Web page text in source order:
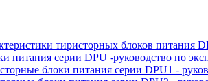
тиристорных блоков питания
питания серии DPU -руководство по
блоки питания серии DPU1 -